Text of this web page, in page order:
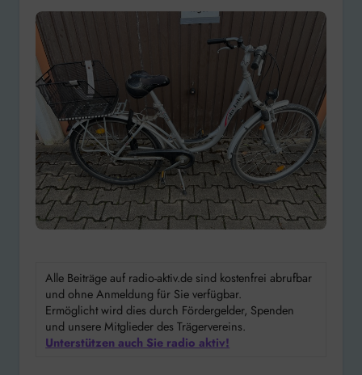
Alle Beiträge auf radio-aktiv.de sind kostenfrei abrufbar
und ohne Anmeldung für Sie verfügbar.
Ermöglicht wird dies durch Fördergelder, Spenden
und unsere Mitglieder des Trägervereins.
Unterstützen auch Sie radio aktiv!